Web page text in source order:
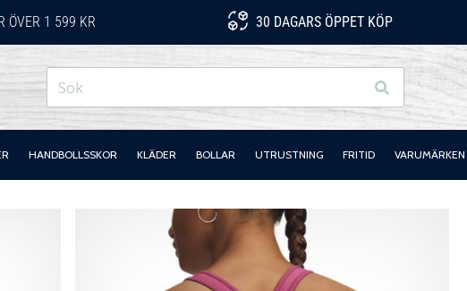
ÖVER 1 599 KR 30 DAGARS ÖPPET KÖP
HANDBOLLSSKOR KLÄDER BOLLAR UTRUSTNING FRITID VARUMÄRKEN